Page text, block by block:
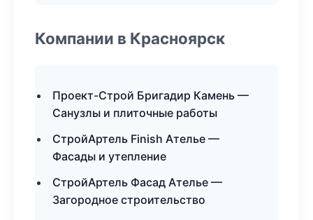
Компании в Красноярск
Проект-Строй Бригадир Камень —
Санузлы и плиточные работы
СтройАртель Finish Ателье —
Фасады и утепление
СтройАртель Фасад Ателье —
Загородное строительство